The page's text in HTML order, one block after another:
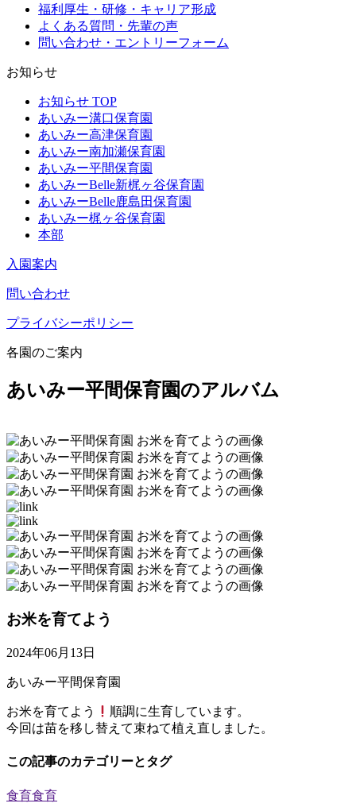
福利厚生・研修・キャリア形成
よくある質問・先輩の声
問い合わせ・エントリーフォーム
お知らせ
お知らせ TOP
あいみー溝口保育園
あいみー高津保育園
あいみー南加瀬保育園
あいみー平間保育園
あいみーBelle新梶ヶ谷保育園
あいみーBelle鹿島田保育園
あいみー梶ヶ谷保育園
本部
入園案内
問い合わせ
プライバシーポリシー
各園のご案内
あいみー平間保育園のアルバム
お米を育てよう
2024年06月13日
あいみー平間保育園
お米を育てよう
順調に生育しています。
今回は苗を移し替えて束ねて植え直しました。
この記事のカテゴリーとタグ
食育食育